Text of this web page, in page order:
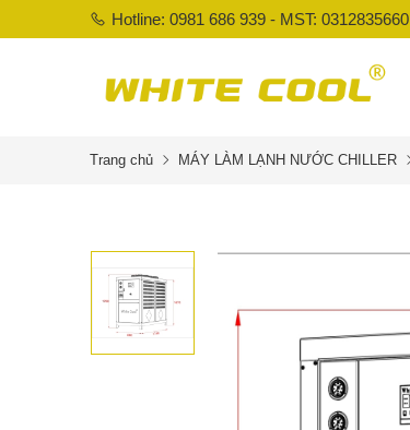
Hotline: 0981 686 939 - MST: 0312835660
Trang chủ MÁY LÀM LẠNH NƯỚC CHILLER